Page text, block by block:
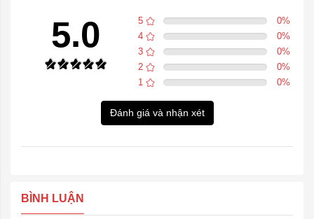
5.0 5 0%
4
0%
3
0%
2
0%
1
0%
Đánh giá và nhận xét
BÌNH LUẬN